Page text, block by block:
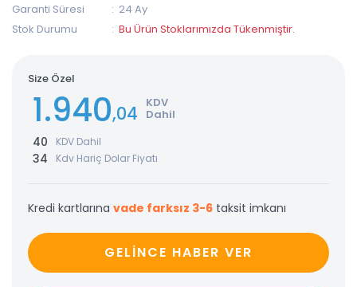
Garanti Süresi
24 Ay
Stok Durumu
Bu Ürün Stoklarımızda Tükenmiştir.
Size Özel
1.940,04 KDV
Dahil
40 KDV Dahil
34 Kdv Hariç Dolar Fiyatı
Kredi kartlarına vade farksız 3-6 taksit imkanı
GELİNCE HABER VER